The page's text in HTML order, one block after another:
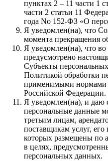
пунктах 2 – 11 части 1
части 2 статьи 11
года No 152-ФЗ «О
Я уведомлен(на), что
момента прекращения
Я уведомлен(на), что
предусмотрено
Субъекты
Политикой обработки
применимыми нормами
Российской Федерации.
Я уведомлен(на), и даю
персональные данные
третьим лицам,
поставщикам услуг,
которых размещены по
в целях,
персональных данных.